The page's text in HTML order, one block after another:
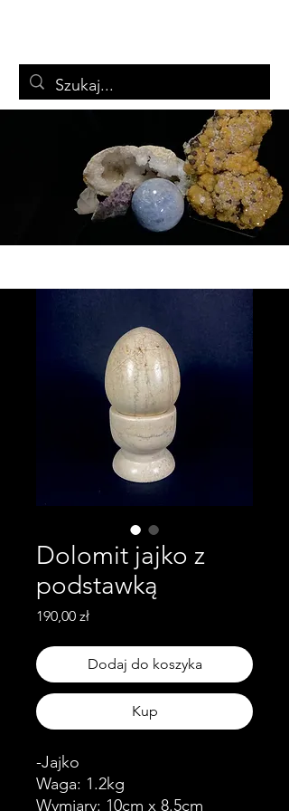
Dolomit jajko z
podstawką
190,00 złCena
Dodaj do koszyka
Kup
-Jajko
Waga: 1.2kg
Wymiary: 10cm x 8.5cm